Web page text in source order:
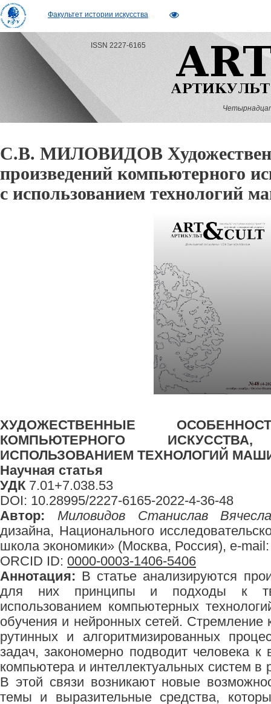
Факультет истории искусства
ISSN 2227-6165
С.В. МИЛОВИДОВ
произведений компьютерного
с использованием технологий
ХУДОЖЕСТВЕННЫЕ
КОМПЬЮТЕРНОГО
ИСПОЛЬЗОВАНИЕМ ТЕХНОЛОГИЙ
Научная статья
УДК7.01+7.038.53
DOI: 10.28995/2227-6165-2022-4-36-48
Автор: Миловидов Станислав
дизайна, Национального
школа экономики» (Москва, Россия), e-
ORCID ID: 0000-0003-1406-5406
Аннотация: В статье анализируются
для них принципы и подходы к
использованием компьютерных
обучения и нейронных сетей. Стремление
рутинных и алгоритмизированных
задач, закономерно подводит человека к
компьютера и интеллектуальных систем в
В этой связи возникают новые
темы и выразительные средства,